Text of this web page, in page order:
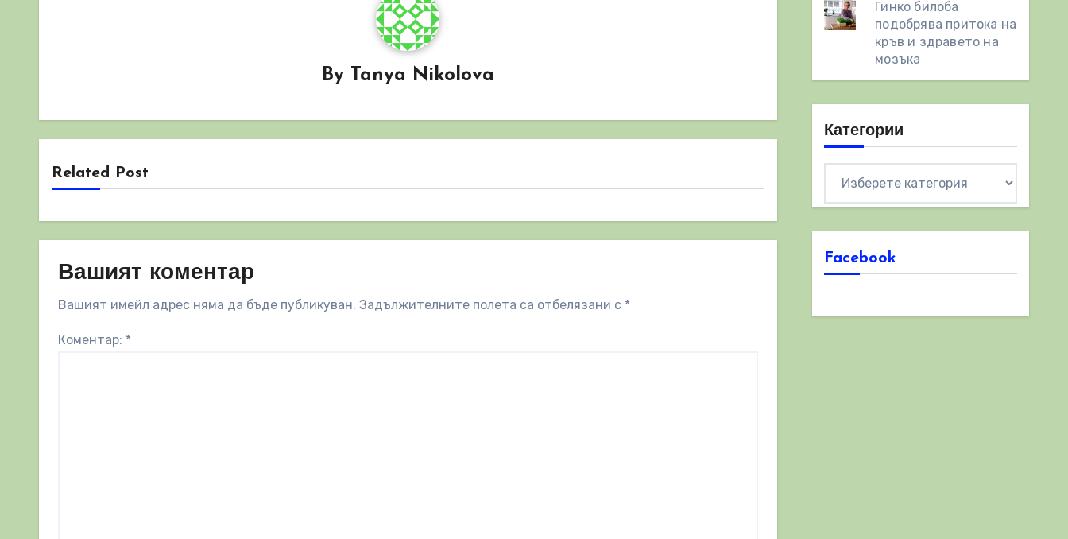
By Tanya Nikolova
Related Post
Вашият коментар
Вашият имейл адрес няма да бъде публикуван. Задължителните полета са отбелязани с *
Коментар: *
Гинко билоба
подобрява притока на
кръв и здравето на
мозъка
Категории
Facebook